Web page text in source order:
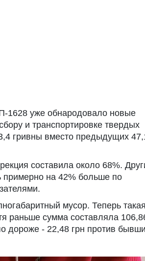
1628 уже обнародовало новые
и транспортировке твердых
гривны вместо предыдущих
составила около 68%.
примерно на 42% больше по
мусор. Теперь такая
раньше сумма составляла
дороже - 22,48 грн против